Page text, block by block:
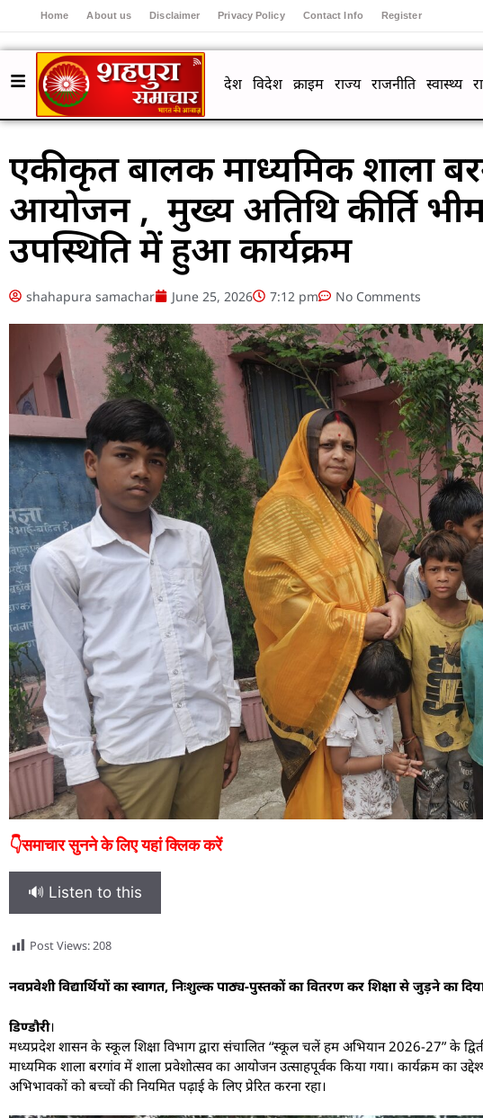
Home About us Disclaimer Privacy Policy Contact Info Register
देश विदेश क्राइम राज्य राजनीति स्वास्थ्य
एकीकृत बालक माध्यमिक शाला
आयोजन , मुख्य अतिथि कीर्ति
उपस्थिति में हुआ कार्यक्रम
shahapura samachar June 25, 2026 7:12 pm No Comments
👇समाचार सुनने के लिए यहां क्लिक करें
🔊 Listen to this
Post Views:208
नवप्रवेशी विद्यार्थियों का स्वागत, निःशुल्क पाठ्य-पुस्तकों का वितरण कर शिक्षा से जुड़ने का
डिण्डौरी।
मध्यप्रदेश शासन के स्कूल शिक्षा विभाग द्वारा संचालित “स्कूल चलें हम अभियान 2026-27” के
माध्यमिक शाला बरगांव में शाला प्रवेशोत्सव का आयोजन उत्साहपूर्वक किया गया। कार्यक्रम का
अभिभावकों को बच्चों की नियमित पढ़ाई के लिए प्रेरित करना रहा।